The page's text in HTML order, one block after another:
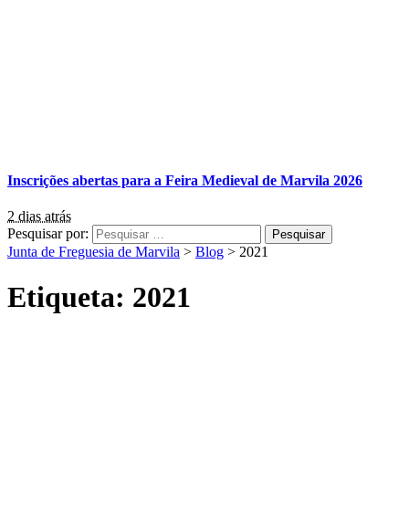
Inscrições abertas para a Feira Medieval de Marvila 2026
2 dias atrás
Pesquisar por:
Junta de Freguesia de Marvila > Blog > 2021
Etiqueta: 2021